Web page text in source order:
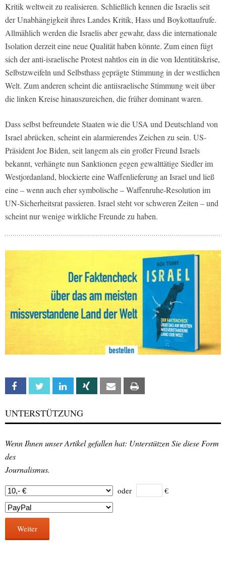
Kritik weltweit zu realisieren. Schließlich kennen die Israelis seit
der Unabhängigkeit ihres Landes Kritik, Hass und Boykottaufrufe.
Allmählich werden die Israelis aber gewahr, dass die internationale
Isolation derzeit eine neue Qualität haben könnte. Zum einen fügt
sich der anti-israelische Protest nahtlos ein in die von Identitätskrise,
Selbstzweifeln und Selbsthass geprägte Stimmung in der westlichen
Welt. Zum anderen scheint die antiisraelische Stimmung weit über
die linken Kreise hinauszureichen, die früher dominant waren.
Dass selbst befreundete Staaten wie die USA und Deutschland von
Israel abrücken, scheint ein alarmierendes Zeichen zu sein. US-
Präsident Joe Biden, seit langem als ein großer Freund Israels
bekannt, verhängte nun Sanktionen gegen gewalttätige Siedler im
Westjordanland, blockierte eine Waffenlieferung an Israel und ließ
eine – wenn auch eher symbolische – Waffenruhe-Resolution im
UN-Sicherheitsrat passieren. Israel steht vor schweren Zeiten – und
scheint nur wenige wirkliche Freunde zu haben.
Facebook Twitter Linkedin Xing Email
UNTERSTÜTZUNG
Wenn Ihnen unser Artikel gefallen hat: Unterstützen Sie diese Form
des
Journalismus.
oder €
Weiter